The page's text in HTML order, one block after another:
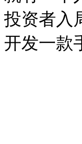
投资者入
开发一款